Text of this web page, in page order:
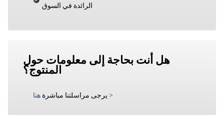
الرائدة في السوق
هل أنت بحاجة إلى معلومات حول
المنتوج؟
يرجى مراسلتنا مباشرة هنا >